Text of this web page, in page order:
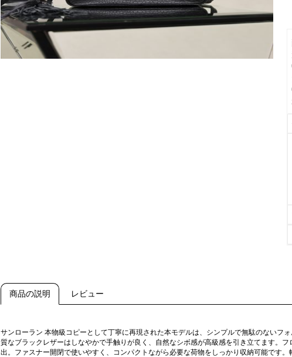
商品の説明 レビュー
サンローラン 本物級コピーとして丁寧に再現された本モデルは、シンプルで無駄のないフ
質なブラックレザーはしなやかで手触りが良く、自然なシボ感が高級感を引き立てます。
出。ファスナー開閉で使いやすく、コンパクトながら必要な荷物をしっかり収納可能です